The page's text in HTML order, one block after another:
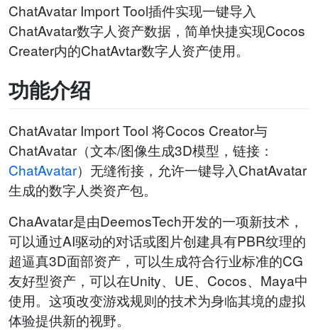
ChatAvatar Import Tool插件实现一键导入
ChatAvatar数字人资产数据，简单快捷实现Cocos
Creater内的ChatAvtar数字人资产使用。
功能介绍
ChatAvatar Import Tool 将Cocos Creator与
ChatAvatar（文本/图像生成3D模型，链接：
ChatAvatar）无缝衔接，允许一键导入ChatAvatar
生成的数字人类资产包。
ChaAvatar是由DeemosTech开发的一项新技术，
可以通过AI驱动的对话或图片创建具有PBR纹理的
超逼真3D面部资产，可以生成符合行业标准的CG
友好型资产，可以在Unity、UE、Cocos、Maya中
使用。这项改变游戏规则的技术为身临其境的虚拟
体验提供新的视野。